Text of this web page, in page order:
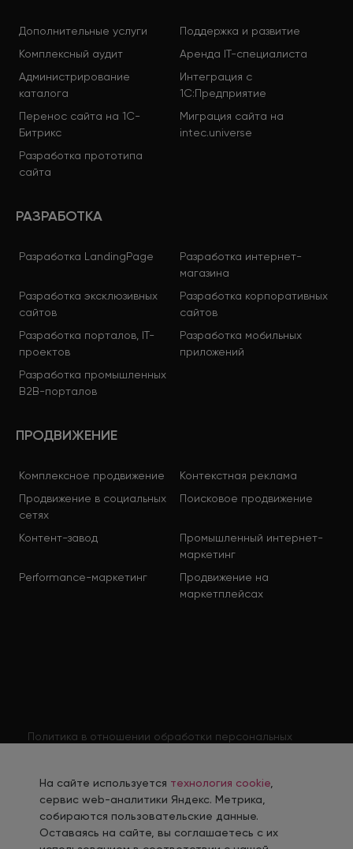
Дополнительные услуги
Поддержка и развитие
Комплексный аудит
Аренда IT-специалиста
Администрирование
каталога
Интеграция с
1С:Предприятие
Перенос сайта на 1С-
Битрикс
Миграция сайта на
intec.universe
Разработка прототипа
сайта
РАЗРАБОТКА
Разработка LandingPage
Разработка интернет-
магазина
Разработка эксклюзивных
сайтов
Разработка корпоративных
сайтов
Разработка порталов, IT-
проектов
Разработка мобильных
приложений
Разработка промышленных
B2B-порталов
ПРОДВИЖЕНИЕ
Комплексное продвижение
Контекстная реклама
Продвижение в социальных
сетях
Поисковое продвижение
Контент-завод
Промышленный интернет-
маркетинг
Performance-маркетинг
Продвижение на
маркетплейсах
Политика в отношении обработки персональных
Согласие на обработку персональных данных
соискателя
Политика использования файлов cookie
На сайте используется технология cookie
сервис web-аналитики Яндекс. Метрика,
собираются пользовательские данные.
Оставаясь на сайте, вы соглашаетесь с их